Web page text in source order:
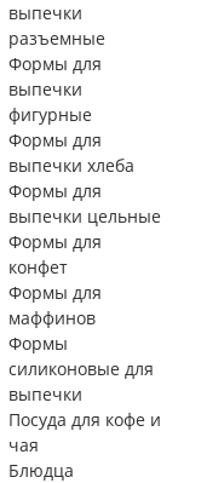
выпечки
разъемные
Формы для
выпечки
фигурные
Формы для
выпечки хлеба
Формы для
выпечки цельные
Формы для
конфет
Формы для
маффинов
Формы
силиконовые для
выпечки
Посуда для кофе и
чая
Блюдца